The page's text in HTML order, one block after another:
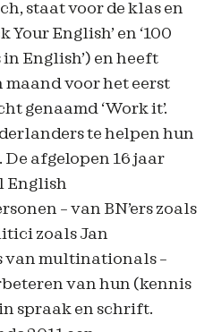
staat voor de klas en
English’ en ‘100
in English’) en heeft
voor het eerst
genaamd ‘Work it’.
te helpen hun
De afgelopen 16 jaar
English
– van BN’ers zoals
zoals Jan
van multinationals –
van hun (kennis
spraak en schrift.